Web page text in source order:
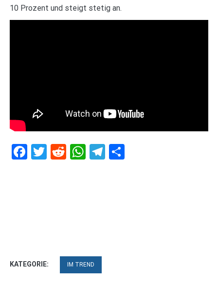
10 Prozent und steigt stetig an.
Facebook
Twitter
RedditWhatsApp
Telegram
KATEGORIE: IM TREND